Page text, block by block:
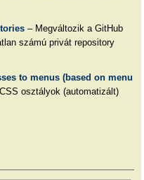
– Megváltozik a GitHub
számú privát repository
to menus (based on menu
osztályok (automatizált)